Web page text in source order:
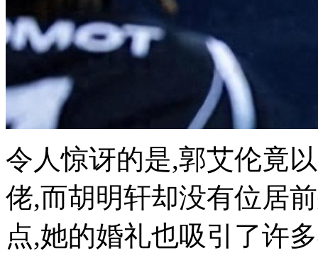
令人惊讶的是,郭艾伦竟
佬,而胡明轩却没有位居
点,她的婚礼也吸引了许